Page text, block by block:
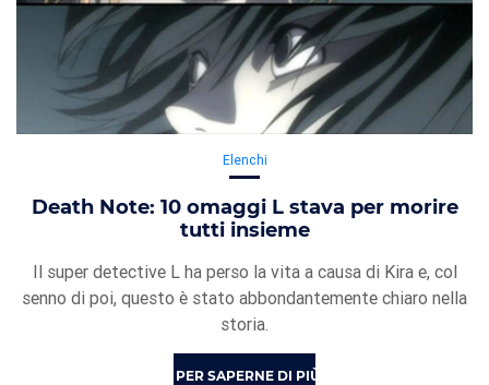
Elenchi
Death Note: 10 omaggi L stava per morire
tutti insieme
Il super detective L ha perso la vita a causa di Kira e, col
senno di poi, questo è stato abbondantemente chiaro nella
storia.
PER SAPERNE DI PIÙ